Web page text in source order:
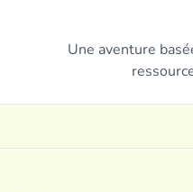
Une aventure